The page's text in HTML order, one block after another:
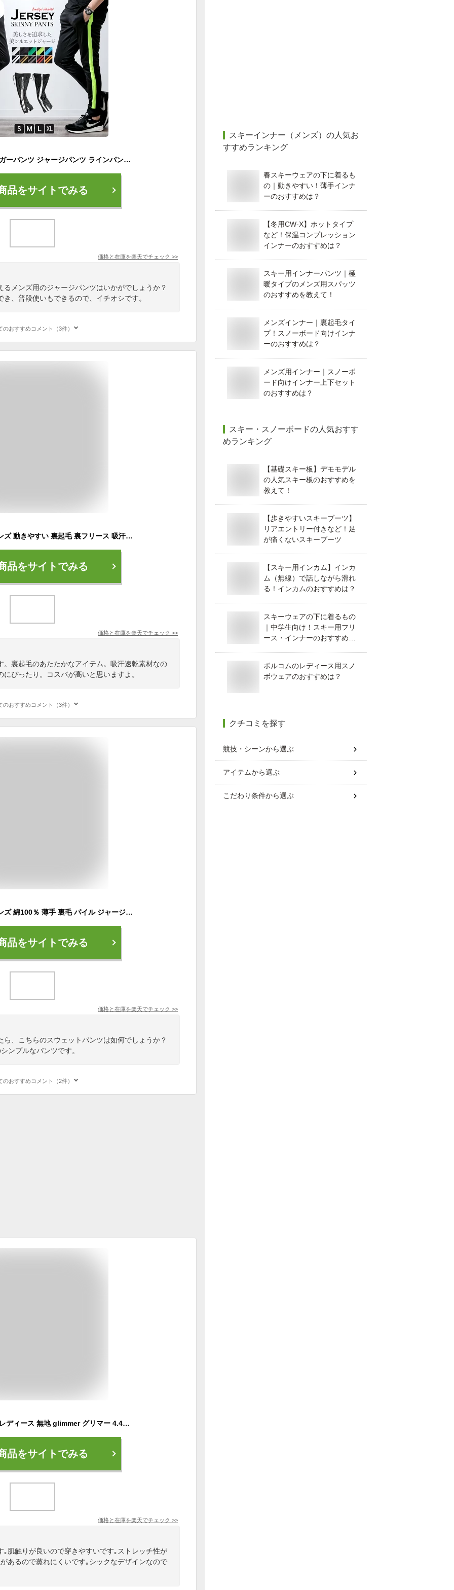
ジャージ メンズ ジョガーパンツ ジャージパンツ ラインパンツ ストレッチ ルームウェア スリム 細身 部屋着 春夏 全10色 NEP-38 ジェネレス
品をサイトでみる
価格と在庫を楽天でチェック >>
メンズ用のジャージパンツはいかがでしょうか？
、普段使いもできるので、イチオシです。
のおすすめコメント（3件）
スウェットパンツ メンズ 動きやすい 裏起毛 裏フリース 吸汗速乾 ドライ素材 厚手 ジャージ シンプル 無地 ルームウェア パジャマ スポーツ ウォーキング イージーパンツ ジョガーパンツ ボトムス ズボン 下だけ ゆったり かわいい あったか 暖パン 白 黒 00349
品をサイトでみる
価格と在庫を楽天でチェック >>
。裏起毛のあたたかなアイテム。吸汗速乾素材なの
ぴったり。コスパが高いと思いますよ。
のおすすめコメント（3件）
スウェットパンツ メンズ 綿100％ 薄手 裏毛 パイル ジャージー織 シンプル 厚手 無地 ルームパンツ ルームウェア 家着 部屋着 パジャマ スポーツ ウォーキング ダンス イージーパンツ コットン100% ジョガーパンツ ボトムス ズボン 下だけ ゆったり かわいい 白 黒 5017
品をサイトでみる
価格と在庫を楽天でチェック >>
、こちらのスウェットパンツは如何でしょうか？
ンプルなパンツです。
のおすすめコメント（2件）
ロングパンツ メンズ レディース 無地 glimmer グリマー 4.4オンス ドライパンツ 00321-ACR 送料無料 大きいサイズ ジャージ 下 吸汗 速乾 ドライ ロング丈 ズボン 長ズボン パンツ ブラック 黒 グレー ダークグレー ミックスグレー ネイビー SS S M L LL 3L 4L 5L
品をサイトでみる
価格と在庫を楽天でチェック >>
肌触りが良いので穿きやすいです｡ストレッチ性が
あるので蒸れにくいです｡シックなデザインなので
スキーインナー（メンズ） の人気お
すすめランキング
春スキーウェアの下に着るも
の｜動きやすい！薄手インナ
ーのおすすめは？
【冬用CW-X】ホットタイプ
など！保温コンプレッション
インナーのおすすめは？
スキー用インナーパンツ｜極
暖タイプのメンズ用スパッツ
のおすすめを教えて！
メンズインナー｜裏起毛タイ
プ！スノーボード向けインナ
ーのおすすめは？
メンズ用インナー｜スノーボ
ード向けインナー上下セット
のおすすめは？
スキー・スノーボードの人気おすす
めランキング
【基礎スキー板】デモモデル
の人気スキー板のおすすめを
教えて！
【歩きやすいスキーブーツ】
リアエントリー付きなど！足
が痛くないスキーブーツ
【スキー用インカム】インカ
ム（無線）で話しながら滑れ
る！インカムのおすすめは？
スキーウェアの下に着るもの
｜中学生向け！スキー用フリ
ース・インナーのおすすめ
ボルコムのレディース用スノ
ボウェアのおすすめは？
クチコミを探す
競技・シーンから選ぶ
アイテムから選ぶ
こだわり条件から選ぶ